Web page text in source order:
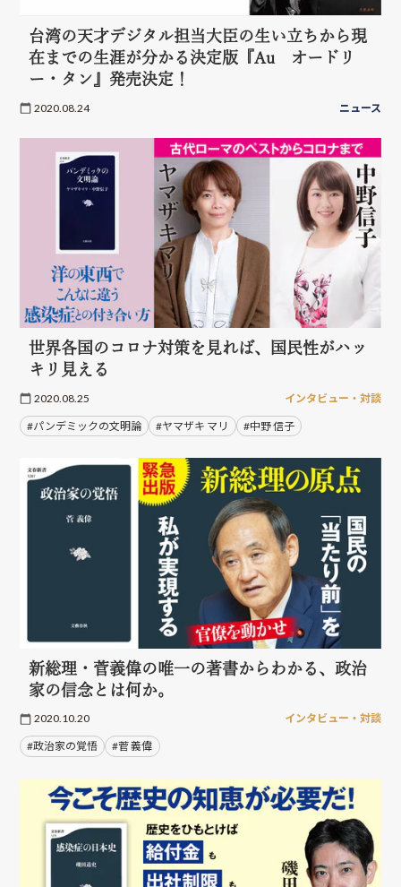
台湾の天才デジタル担当大臣の生い立ちから現
在までの生涯が分かる決定版『Au オードリ
ー・タン』発売決定！
2020.08.24 ニュース
世界各国のコロナ対策を見れば、国民性がハッ
キリ見える
2020.08.25 インタビュー・対談
#パンデミックの文明論 #ヤマザキ マリ #中野 信子
新総理・菅義偉の唯一の著書からわかる、政治
家の信念とは何か。
2020.10.20 インタビュー・対談
#政治家の覚悟 #菅 義偉